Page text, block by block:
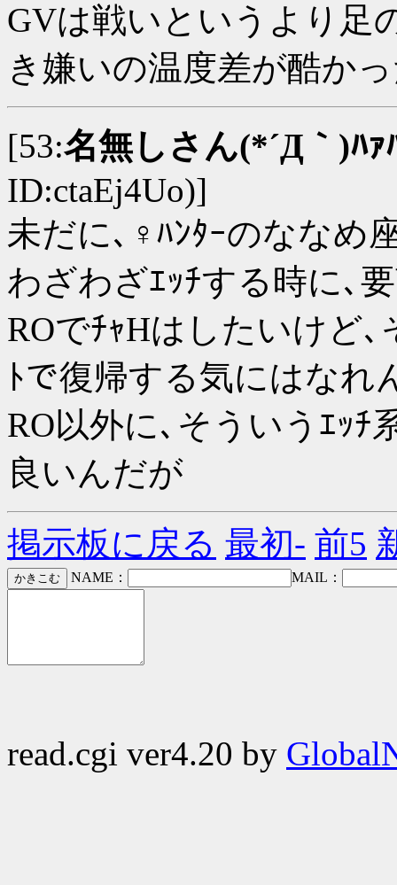
GVは戦いというより足
き嫌いの温度差が酷か
[53:名無しさん(*´Д｀)ﾊｧ
ID:ctaEj4Uo)]
未だに､♀ﾊﾝﾀｰのななめ
わざわざｴｯﾁする時に､
ROでﾁｬHはしたいけど
ﾄで復帰する気にはなれ
RO以外に､そういうｴｯﾁ
良いんだが
掲示板に戻る 最初- 前5
NAME： MAIL：
read.cgi ver4.20 by